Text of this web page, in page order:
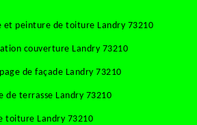
et peinture de toiture Landry 73210
couverture Landry 73210
de façade Landry 73210
de terrasse Landry 73210
toiture Landry 73210